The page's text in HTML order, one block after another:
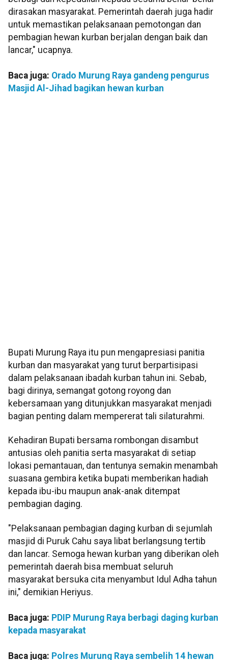
dirasakan masyarakat. Pemerintah daerah juga hadir
untuk memastikan pelaksanaan pemotongan dan
pembagian hewan kurban berjalan dengan baik dan
lancar," ucapnya.
Baca juga: Orado Murung Raya gandeng pengurus
Masjid Al-Jihad bagikan hewan kurban
Bupati Murung Raya itu pun mengapresiasi panitia
kurban dan masyarakat yang turut berpartisipasi
dalam pelaksanaan ibadah kurban tahun ini. Sebab,
bagi dirinya, semangat gotong royong dan
kebersamaan yang ditunjukkan masyarakat menjadi
bagian penting dalam mempererat tali silaturahmi.
Kehadiran Bupati bersama rombongan disambut
antusias oleh panitia serta masyarakat di setiap
lokasi pemantauan, dan tentunya semakin menambah
suasana gembira ketika bupati memberikan hadiah
kepada ibu-ibu maupun anak-anak ditempat
pembagian daging.
"Pelaksanaan pembagian daging kurban di sejumlah
masjid di Puruk Cahu saya libat berlangsung tertib
dan lancar. Semoga hewan kurban yang diberikan oleh
pemerintah daerah bisa membuat seluruh
masyarakat bersuka cita menyambut Idul Adha tahun
ini," demikian Heriyus.
Baca juga: PDIP Murung Raya berbagi daging kurban
kepada masyarakat
Baca juga: Polres Murung Raya sembelih 14 hewan